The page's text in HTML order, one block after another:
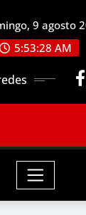
9 agosto
5:53:30 AM